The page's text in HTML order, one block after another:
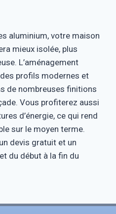
aluminium, votre maison
mieux isolée, plus
L’aménagement
profils modernes et
de nombreuses finitions
Vous profiterez aussi
d’énergie, ce qui rend
sur le moyen terme.
devis gratuit et un
du début à la fin du